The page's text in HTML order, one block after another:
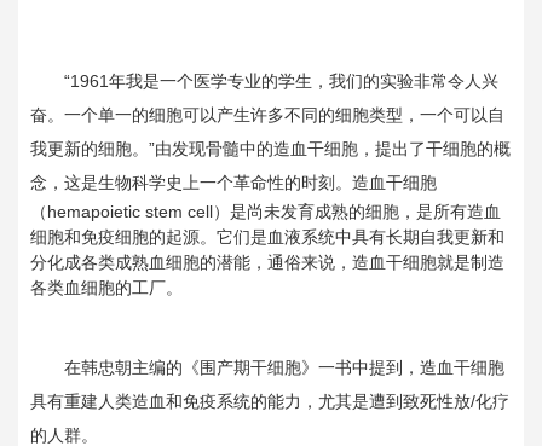
“1961年我是一个医学专业的学生，我们的实验非常令人兴
奋。一个单一的细胞可以产生许多不同的细胞类型，一个可以自
我更新的细胞。”由发现骨髓中的造血干细胞，提出了干细胞的概
念，这是生物科学史上一个革命性的时刻。 造血干细胞
（hemapoietic stem cell）是尚未发育成熟的细胞，是所有造血
细胞和免疫细胞的起源。它们是血液系统中具有长期自我更新和
分化成各类成熟血细胞的潜能，通俗来说，造血干细胞就是制造
各类血细胞的工厂。
在韩忠朝主编的《围产期干细胞》一书中提到，造血干细胞
具有重建人类造血和免疫系统的能力，尤其是遭到致死性放/化疗
的人群。